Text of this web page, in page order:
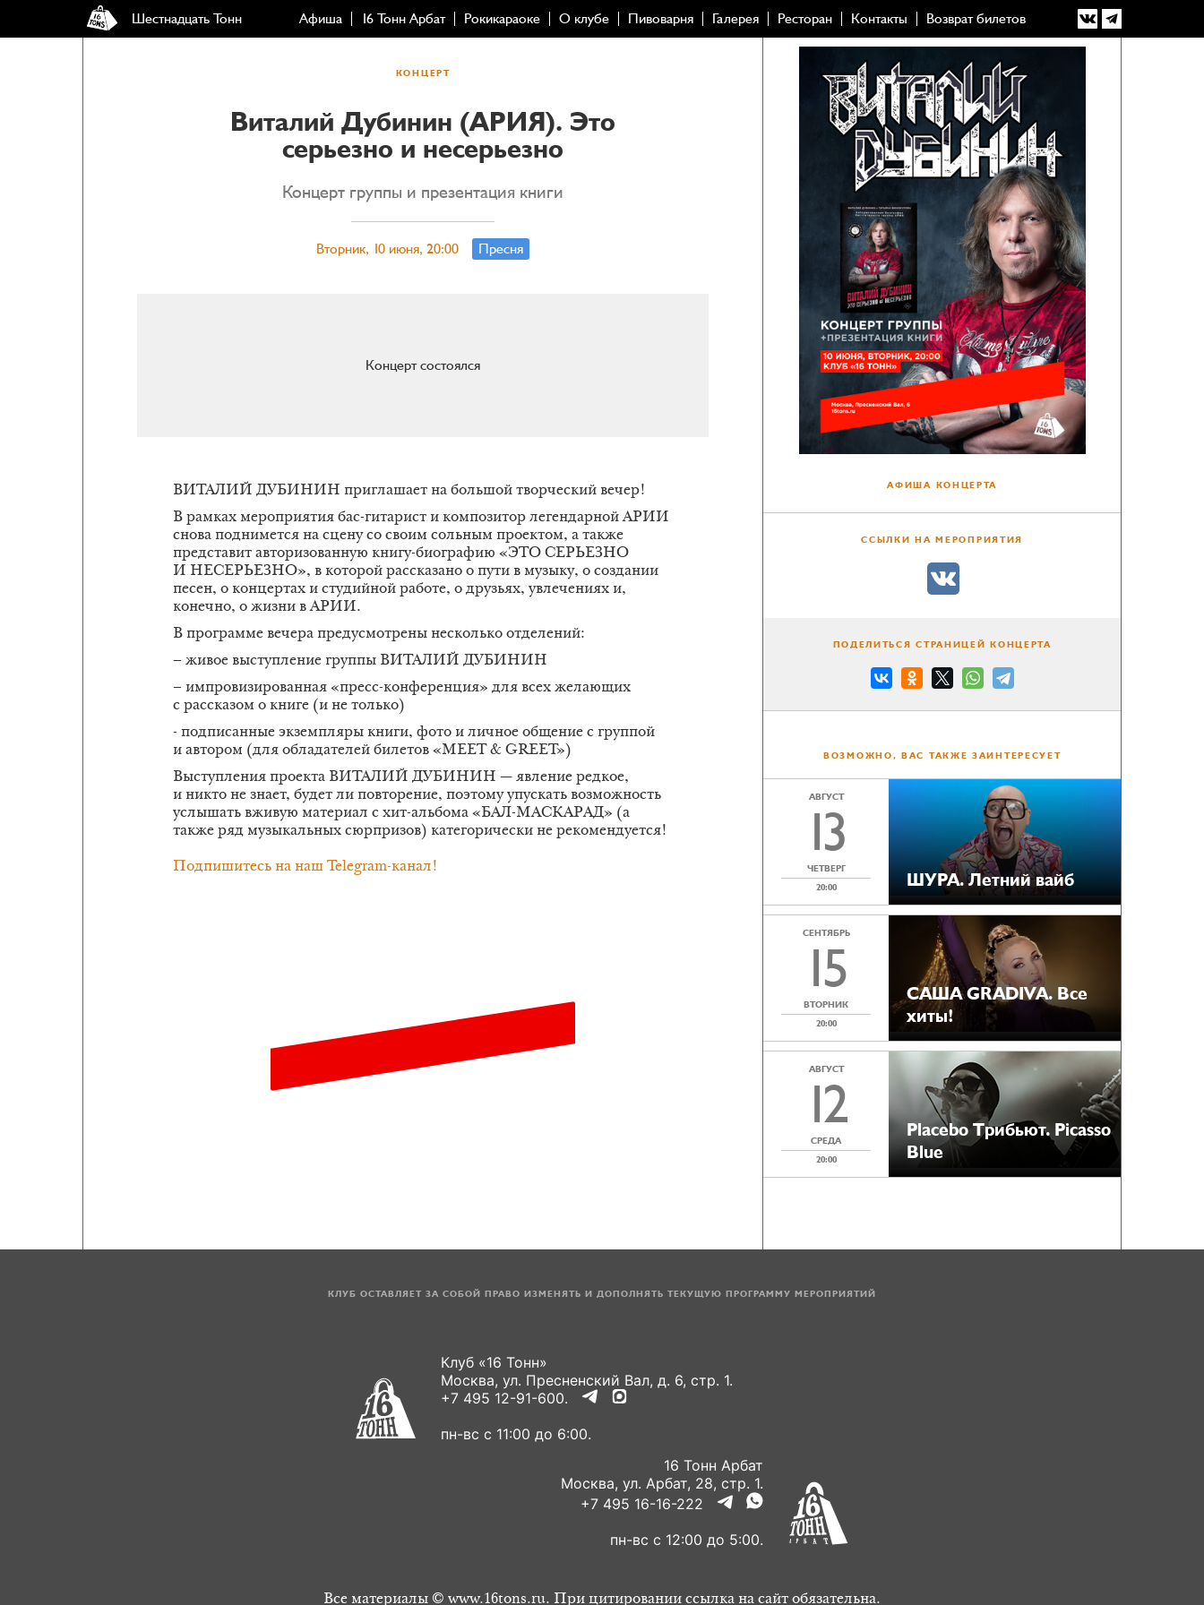
Шестнадцать Тонн Афиша 16 Тонн Арбат Рокикараоке О клубе Пивоварня Галерея Ресторан Контакты Возврат билетов
КОНЦЕРТ
Виталий Дубинин (АРИЯ). Это
серьезно и несерьезно
Концерт группы и презентация книги
Вторник, 10 июня, 20:00 Пресня
Концерт состоялся
ВИТАЛИЙ ДУБИНИН приглашает на большой творческий вечер!
В рамках мероприятия бас-гитарист и композитор легендарной АРИИ
снова поднимется на сцену со своим сольным проектом, а также
представит авторизованную книгу-биографию «ЭТО СЕРЬЕЗНО
И НЕСЕРЬЕЗНО», в которой рассказано о пути в музыку, о создании
песен, о концертах и студийной работе, о друзьях, увлечениях и,
конечно, о жизни в АРИИ.
В программе вечера предусмотрены несколько отделений:
– живое выступление группы ВИТАЛИЙ ДУБИНИН
– импровизированная «пресс-конференция» для всех желающих
с рассказом о книге (и не только)
- подписанные экземпляры книги, фото и личное общение с группой
и автором (для обладателей билетов «MEET & GREET»)
Выступления проекта ВИТАЛИЙ ДУБИНИН — явление редкое,
и никто не знает, будет ли повторение, поэтому упускать возможность
услышать вживую материал с хит-альбома «БАЛ-МАСКАРАД» (а
также ряд музыкальных сюрпризов) категорически не рекомендуется!
Подпишитесь на наш Telegram-канал!
АФИША КОНЦЕРТА
ССЫЛКИ НА МЕРОПРИЯТИЯ
ПОДЕЛИТЬСЯ СТРАНИЦЕЙ КОНЦЕРТА
ВОЗМОЖНО, ВАС ТАКЖЕ ЗАИНТЕРЕСУЕТ
АВГУСТ
13
ЧЕТВЕРГ
20:00
ШУРА. Летний вайб
СЕНТЯБРЬ
15
ВТОРНИК
20:00
САША GRADIVA. Все
хиты!
АВГУСТ
12
СРЕДА
20:00
Placebo Tрибьют. Picasso
Blue
КЛУБ ОСТАВЛЯЕТ ЗА СОБОЙ ПРАВО ИЗМЕНЯТЬ И ДОПОЛНЯТЬ ТЕКУЩУЮ ПРОГРАММУ МЕРОПРИЯТИЙ
Клуб «16 Тонн»
Москва, ул. Пресненский Вал, д. 6, стр. 1.
+7 495 12-91-600.
пн-вс с 11:00 до 6:00.
16 Тонн Арбат
Москва, ул. Арбат, 28, стр. 1.
+7 495 16-16-222
пн-вс с 12:00 до 5:00.
Все материалы © www.16tons.ru. При цитировании ссылка на сайт обязательна.